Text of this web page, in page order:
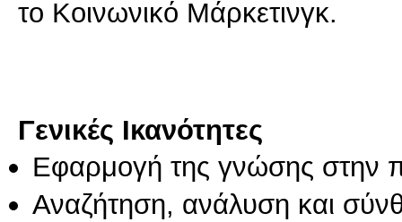
το Κοινωνικό Μάρκετινγκ.
Γενικές Ικανότητες
Εφαρμογή της γνώσης στην
Αναζήτηση, ανάλυση και